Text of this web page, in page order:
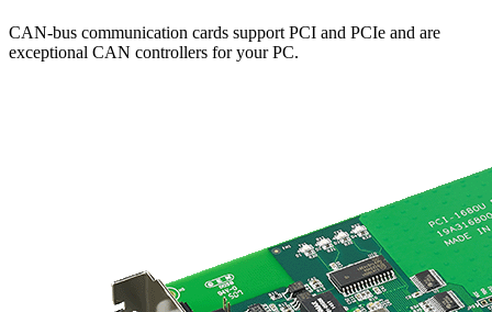
CAN-bus communication cards support PCI and PCIe and are
exceptional CAN controllers for your PC.